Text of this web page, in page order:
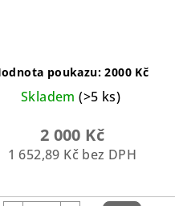
poukazu: 2000 Kč
Skladem(>5 ks)
2 000 Kč
1 652,89 Kč bez DPH